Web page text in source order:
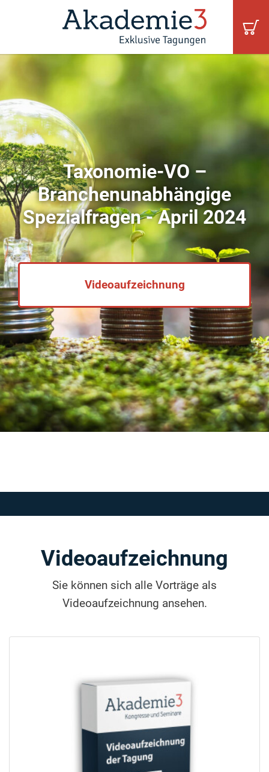
Taxonomie-VO –
Branchenunabhängige
Spezialfragen - April 2024
Videoaufzeichnung
Videoaufzeichnung
Sie können sich alle Vorträge als
Videoaufzeichnung ansehen.